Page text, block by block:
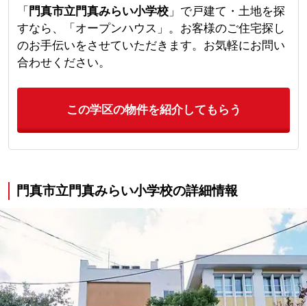
「 門真市立門真みらい小学校」で戸建て・土地を探
すなら、「オープンハウス」。お客様のご住宅探し
のお手伝いをさせていただきます。お気軽にお問い
合わせください。
この学区の物件を紹介してもらう
門真市立門真みらい小学校の詳細情報